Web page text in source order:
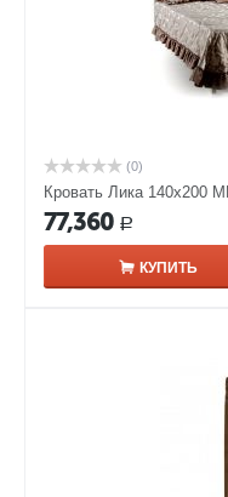
(0)
Кровать Лика 140х200
77,360 Р
КУПИТЬ